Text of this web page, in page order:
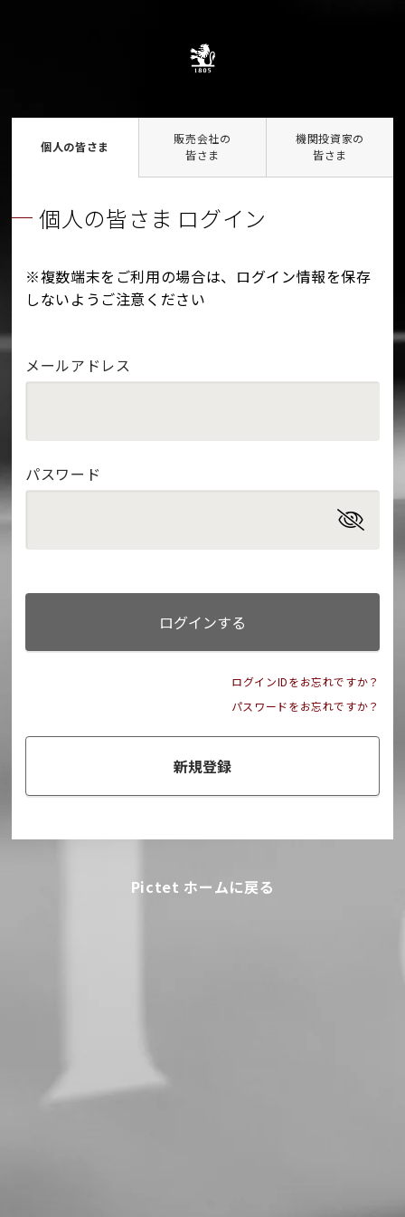
個人の皆さま
販売会社の
皆さま
機関投資家の
皆さま
個人の皆さま ログイン
※複数端末をご利用の場合は、ログイン情報を保存
しないようご注意ください
メールアドレス
パスワード
ログインする
ログインIDをお忘れですか？
パスワードをお忘れですか？
新規登録
Pictet ホームに戻る